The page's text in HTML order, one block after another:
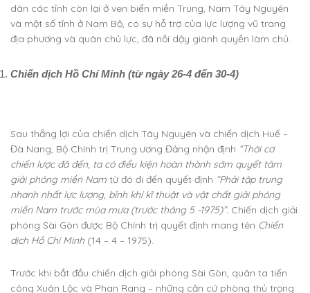
dân các tỉnh còn lại ở ven biển miền Trung, Nam Tây Nguyên
và một số tỉnh ở Nam Bộ, có sự hỗ trợ của lực lượng vũ trang
địa phương và quân chủ lực, đã nồi dậy giành quyền làm chủ.
Chiến dịch Hồ Chí Minh (từ ngày 26-4 đến 30-4)
Sau thắng lợi của chiến dịch Tây Nguyên và chiến dịch Huế –
Đà Nang, Bộ Chính trị Trung ương Đảng nhận định “Thời cơ
chiến lược đã đến, ta có điểu kiện hoàn thành sớm quyết tâm
giải phóng miền Nam từ đó đi đến quyết định “Phải tập trung
nhanh nhất lực lượng, bỉnh khí kĩ thuật và vật chất giải phóng
miền Nam trước mùa mưa (trước tháng 5 -1975)”. Chiến dịch giải
phóng Sài Gòn được Bộ Chính trị quyết định mang tên Chiến
dịch Hồ Chí Minh (14 – 4 – 1975).
Trước khi bắt đầu chiến dịch giải phóng Sài Gòn, quân ta tiến
công Xuân Lộc và Phan Rang – những căn cứ phòng thủ trọng